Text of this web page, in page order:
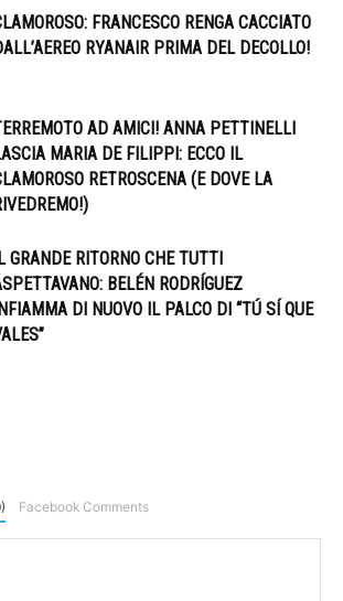
FRANCESCO RENGA CACCIATO
RYANAIR PRIMA DEL DECOLLO!
AD AMICI! ANNA PETTINELLI
MARIA DE FILIPPI: ECCO IL
RETROSCENA (E DOVE LA
GRANDE RITORNO CHE TUTTI
BELÉN RODRÍGUEZ
DI NUOVO IL PALCO DI “TÚ SÍ QUE
Facebook Comments